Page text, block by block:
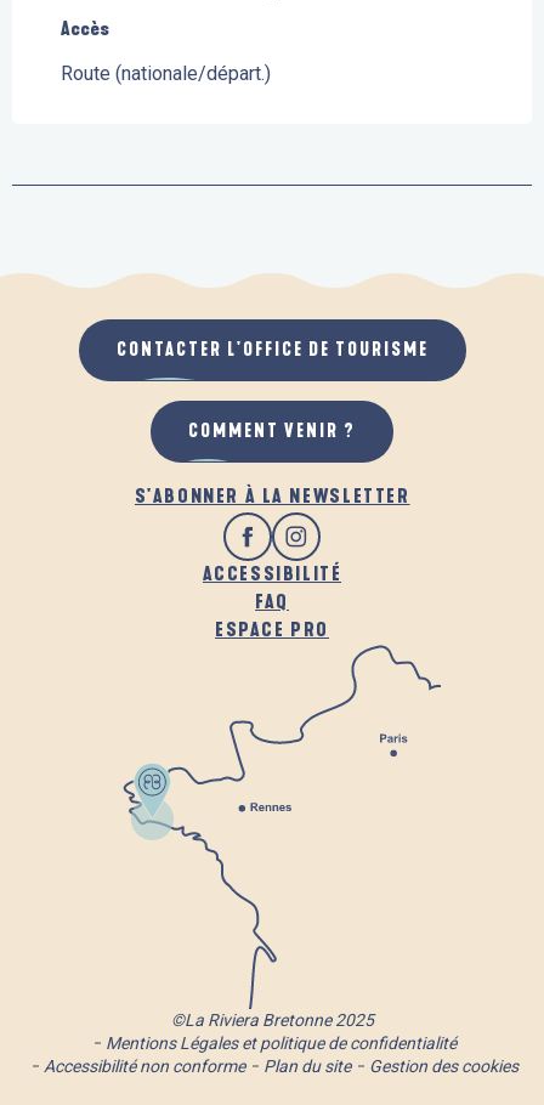
Accès
Accès
Route (nationale/départ.)
S'ABONNER À LA NEWSLETTER
ACCESSIBILITÉ
FAQ
ESPACE PRO
CONTACTER L'OFFICE DE TOURISME
COMMENT VENIR ?
©La Riviera Bretonne 2025
Mentions Légales et politique de confidentialité
Accessibilité non conforme
Plan du site Gestion des cookies